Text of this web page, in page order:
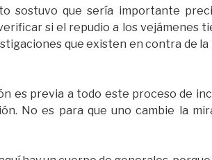
sostuvo que sería importante
si el repudio a los vejámenes
que existen en contra de
es previa a todo este proceso de
No es para que uno cambie la